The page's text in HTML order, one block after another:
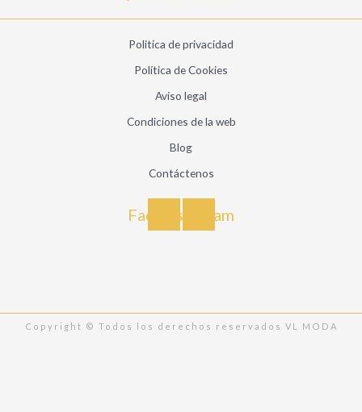
Politica de privacidad
Política de Cookies
Aviso legal
Condiciones de la web
Blog
Contáctenos
FacebookInstagram
Copyright © Todos los derechos reservados VL MODA